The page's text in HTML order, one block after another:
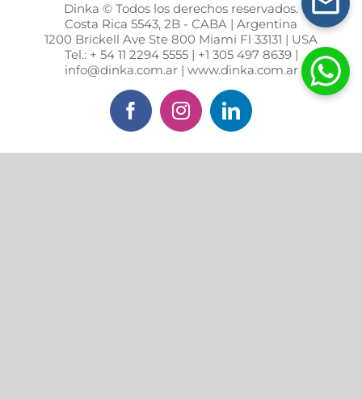
Dinka © Todos los derechos reservados.
Costa Rica 5543, 2B - CABA | Argentina
1200 Brickell Ave Ste 800 Miami Fl 33131 | USA
Tel.: + 54 11 2294 5555 | +1 305 497 8639 |
info@dinka.com.ar | www.dinka.com.ar
FacebookInstagramLinkedIn